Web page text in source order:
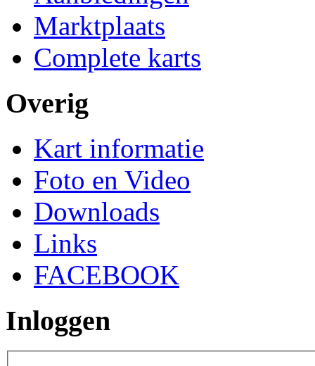
Marktplaats
Complete karts
Overig
Kart informatie
Foto en Video
Downloads
Links
FACEBOOK
Inloggen